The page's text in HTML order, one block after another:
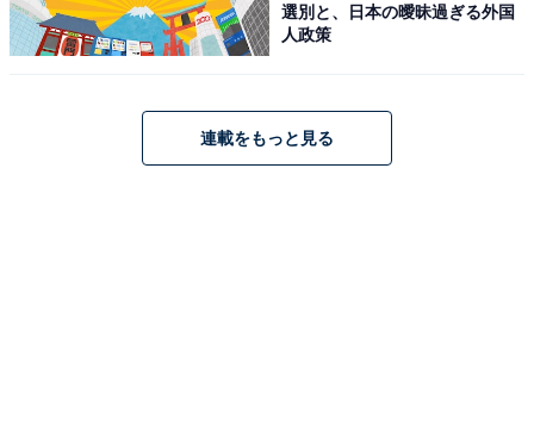
選別と、日本の曖昧過ぎる外国
人政策
連載をもっと見る